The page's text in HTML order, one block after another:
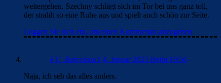
weitergehen. Szechny schlägt sich im Tor bei uns ganz toll,
der strahlt so eine Ruhe aus und spielt auch schön zur Seite.
Loggen Sie sich ein, um einen Kommentar abzugeben
FC_Barcelona1 4. Januar 2025 Beim 19:56
Naja, ich seh das alles anders.